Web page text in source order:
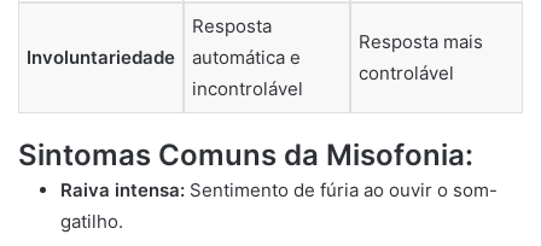
Involuntariedade
Resposta
automática e
incontrolável
Resposta mais
controlável
Sintomas Comuns da Misofonia:
Raiva intensa: Sentimento de fúria ao ouvir o som-
gatilho.